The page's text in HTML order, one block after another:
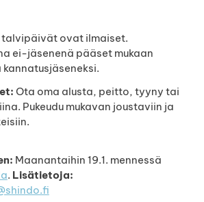
talvipäivät ovat ilmaiset.
ei-jäsenenä pääset mukaan
Ota oma alusta, peitto, tyyny tai
Pukeudu mukavan joustaviin ja
Maanantaihin 19.1. mennessä
. Lisätietoja: